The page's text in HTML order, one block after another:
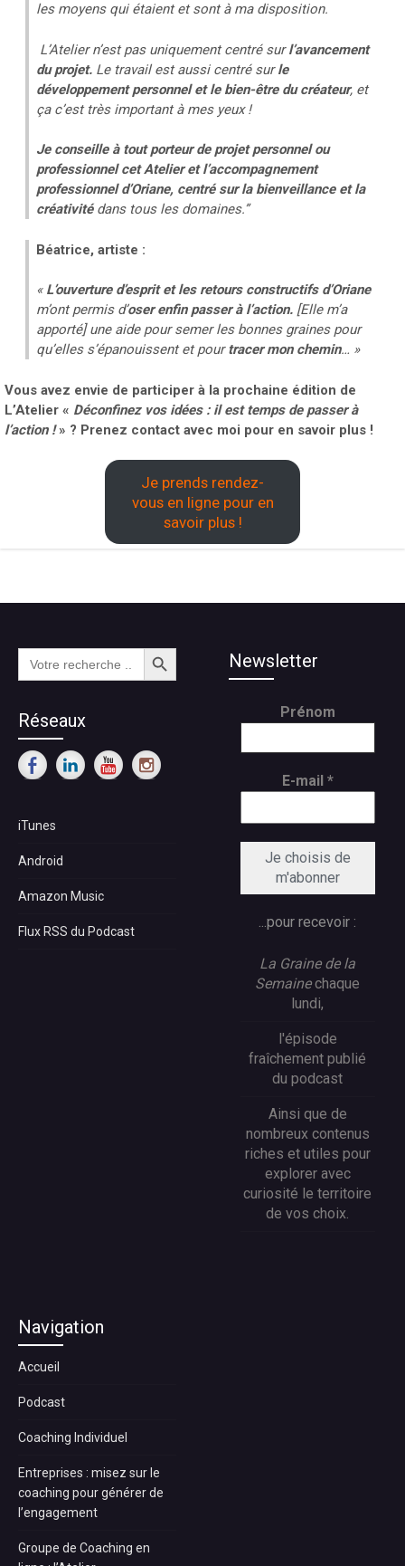
les moyens qui étaient et sont à ma disposition.
L’Atelier n’est pas uniquement centré surl’avancement
du projet.Le travail est aussi centré surle
développement personnel et le bien-être du créateur, et
ça c’est très important à mes yeux !
Je conseille à tout porteur de projet personnel ou
professionnel cet Atelier et l’accompagnement
professionnel d’Oriane, centré sur la bienveillance et la
créativité dans tous les domaines.”
Béatrice, artiste :
« L’ouverture d’esprit et les retours constructifs d’Oriane
m’ont permis d’oser enfin passer à l’action.[Elle m’a
apporté] une aide pour semer les bonnes graines pour
qu’elles s’épanouissent et pourtracer mon chemin… »
Vous avez envie de participer à la prochaine édition de
L’Atelier « Déconfinez vos idées : il est temps de passer à
l’action !» ? Prenez contact avec moi pour en savoir plus !
Je prends rendez-
vous en ligne pour en
savoir plus !
Search
for:
Search Button
Réseaux
iTunes
Android
Amazon Music
Flux RSS du Podcast
Newsletter
Prénom
E-mail *
...pour recevoir :
La Graine de la
Semainechaque
lundi,
l'épisode
fraîchement publié
du podcast
Ainsi que de
nombreux contenus
riches et utiles pour
explorer avec
curiosité le territoire
de vos choix.
Navigation
Accueil
Podcast
Coaching Individuel
Entreprises : misez sur le
coaching pour générer de
l’engagement
Groupe de Coaching en